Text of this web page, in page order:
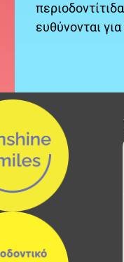
ευθύνονται